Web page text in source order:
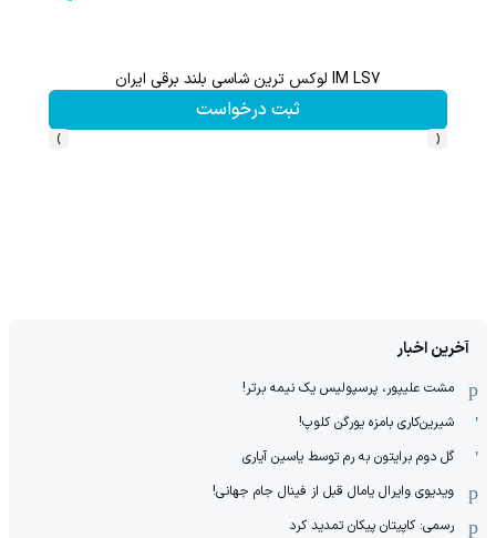
با خرید اول از گریم 200 سوت هدیه بگیر
کلیک کن!
‹
›
آخرین اخبار
مشت علیپور، پرسپولیس یک نیمه برتر!
شیرین‌کاری بامزه یورگن کلوپ!
گل دوم برایتون به رم توسط یاسین آیاری
ویدیوی وایرال یامال قبل از فینال جام جهانی!
رسمی: کاپیتان پیکان تمدید کرد